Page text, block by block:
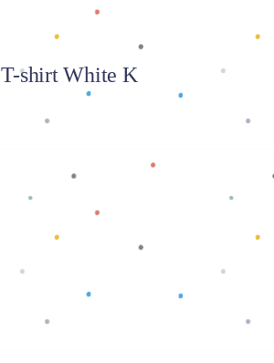
T-shirt White K
Baca selengkapnya